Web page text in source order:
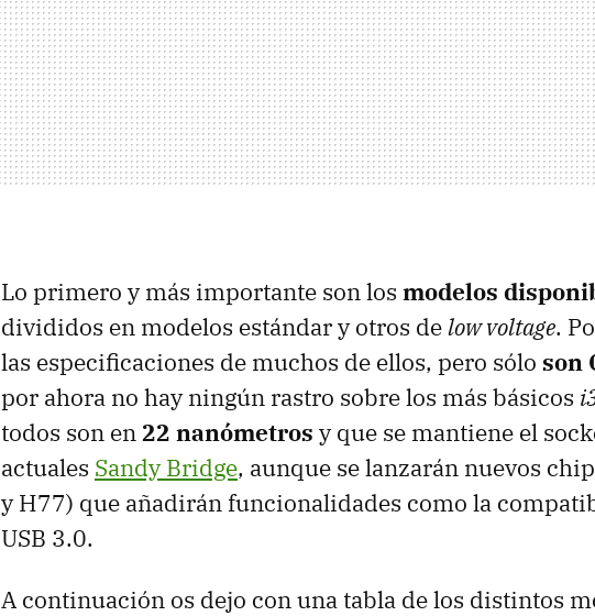
Lo primero y más importante son los modelos
divididos en modelos estándar y otros delow voltage.
las especificaciones de muchos de ellos, pero sólo son
por ahora no hay ningún rastro sobre los más básicos
todos son en22 nanómetros y que se mantiene el
actuales Sandy Bridge, aunque se lanzarán nuevos
y H77) que añadirán funcionalidades como la
USB 3.0.
A continuación os dejo con una tabla de los distintos